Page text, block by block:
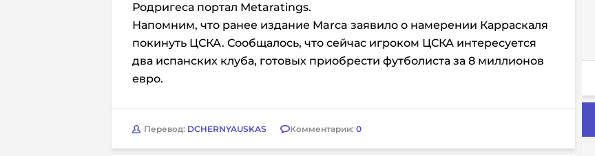
Родригеса портал Metaratings.
Напомним, что ранее издание Marca заявило о намерении Карраскаля
покинуть ЦСКА. Сообщалось, что сейчас игроком ЦСКА интересуется
два испанских клуба, готовых приобрести футболиста за 8 миллионов
евро.
Перевод: DCHERNYAUSKAS Комментарии: 0